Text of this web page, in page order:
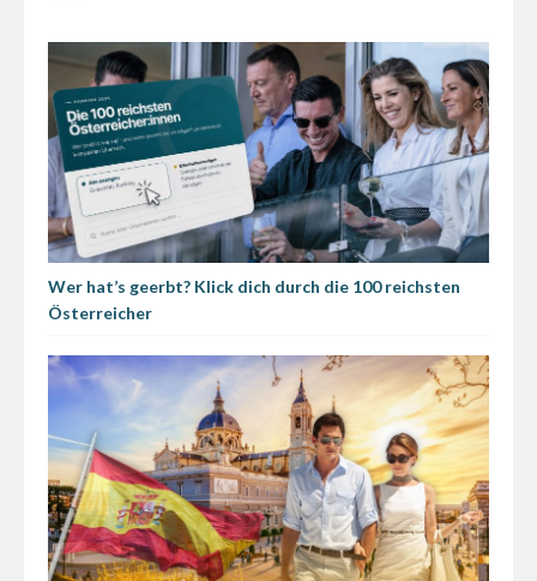
Wer hat’s geerbt? Klick dich durch die 100 reichsten
Österreicher